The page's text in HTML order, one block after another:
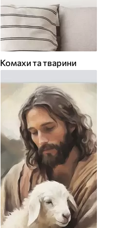
Комахи та тварини